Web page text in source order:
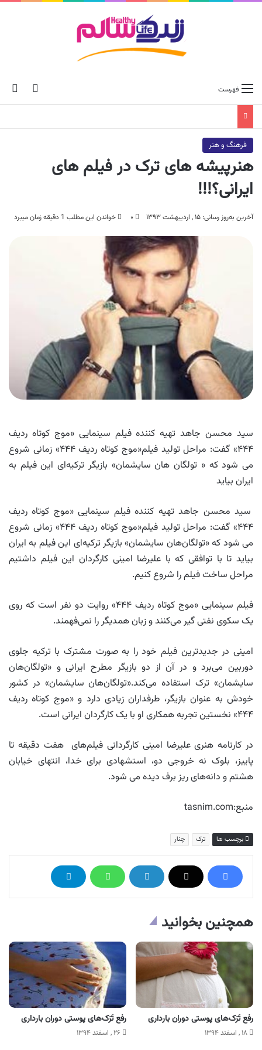
skin فهرست
فرهنگ و هنر
هنرپیشه های ترک در فیلم های
ایرانی؟!!!
آخرین به‌روز رسانی: ۱۵ , اردیبهشت ۱۳۹۳ ۰ خواندن این مطلب 1 دقیقه زمان میبرد
سید محسن جاهد تهیه کننده فیلم سینمایی «موج کوتاه ردیف
۴۴۴» گفت: مراحل تولید فیلم«موج کوتاه ردیف ۴۴۴» زمانی شروع
می شود که « تولگان هان سایشمان» بازیگر ترکیه‌ای این فیلم به
ایران بیاید
سید محسن جاهد تهیه کننده فیلم سینمایی «موج کوتاه ردیف
۴۴۴» گفت: مراحل تولید فیلم«موج کوتاه ردیف ۴۴۴» زمانی شروع
می شود که «تولگان‌هان سایشمان» بازیگر ترکیه‌ای این فیلم به ایران
بیاید تا با توافقی که با علیرضا امینی کارگردان این فیلم داشتیم
مراحل ساخت فیلم را شروع کنیم.
فیلم سینمایی «موج کوتاه ردیف ۴۴۴» روایت دو نفر است که روی
یک سکوی نفتی گیر می‌کنند و زبان همدیگر را نمی‌فهمند.
امینی در جدیدترین فیلم خود را به صورت مشترک با ترکیه جلوی
دوربین می‌برد و در آن از دو بازیگر مطرح ایرانی و «تولگان‌هان
سایشمان» ترک استفاده می‌کند.«تولگان‌هان سایشمان» در کشور
خودش به عنوان بازیگر، طرفداران زیادی دارد و «موج کوتاه ردیف
۴۴۴» نخستین تجربه همکاری او با یک کارگردان ایرانی است.
در کارنامه هنری علیرضا امینی کارگردانی فیلم‌های هفت دقیقه تا
پاییز، بلوک نه خروجی دو، استشهادی برای خدا، انتهای خیابان
هشتم و دانه‌های ریز برف دیده می شود.
منبع:tasnim.com
برچسب ها ترک چنار
همچنین بخوانید
رفع تَرَک‌های پوستی دوران بارداری
۱۸ , اسفند ۱۳۹۴
رفع تَرَک‌های پوستی دوران بارداری
۲۶ , اسفند ۱۳۹۴